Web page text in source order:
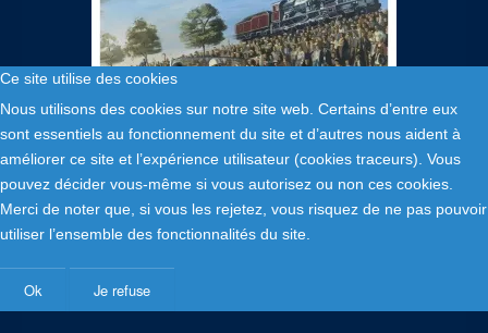
35,00 €
"Austin Healey Mille Miglia 1957" reproduction
Ce site utilise des cookies
Nous utilisons des cookies sur notre site web. Certains d’entre eux
sont essentiels au fonctionnement du site et d’autres nous aident à
améliorer ce site et l’expérience utilisateur (cookies traceurs). Vous
pouvez décider vous-même si vous autorisez ou non ces cookies.
Merci de noter que, si vous les rejetez, vous risquez de ne pas pouvoir
utiliser l’ensemble des fonctionnalités du site.
Ok Je refuse